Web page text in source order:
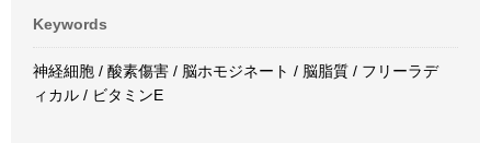
Keywords
神経細胞 / 酸素傷害 / 脳ホモジネート / 脳脂質 / フリーラデ
ィカル / ビタミンE